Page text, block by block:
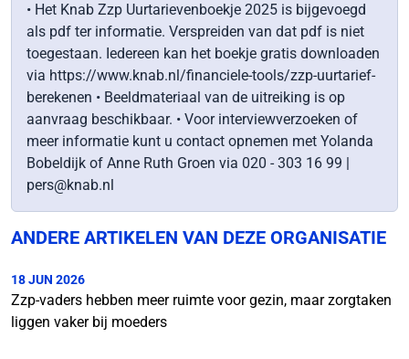
• Het Knab Zzp Uurtarievenboekje 2025 is bijgevoegd
als pdf ter informatie. Verspreiden van dat pdf is niet
toegestaan. Iedereen kan het boekje gratis downloaden
via https://www.knab.nl/financiele-tools/zzp-uurtarief-
berekenen • Beeldmateriaal van de uitreiking is op
aanvraag beschikbaar. • Voor interviewverzoeken of
meer informatie kunt u contact opnemen met Yolanda
Bobeldijk of Anne Ruth Groen via 020 - 303 16 99 |
pers@knab.nl
ANDERE ARTIKELEN VAN DEZE ORGANISATIE
18 JUN 2026
Zzp-vaders hebben meer ruimte voor gezin, maar zorgtaken
liggen vaker bij moeders